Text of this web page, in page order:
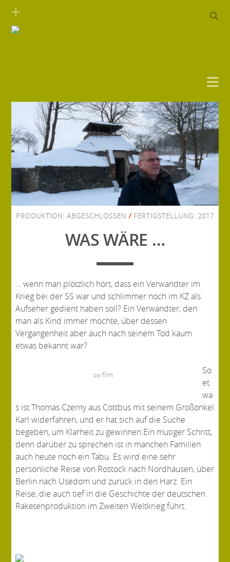
PRODUKTION: ABGESCHLOSSEN / FERTIGSTELLUNG:2017
WAS WÄRE …
… wenn man plötzlich hört, dass ein Verwandter im
Krieg bei der SS war und schlimmer noch im KZ als
Aufseher gedient haben soll? Ein Verwandter, den
man als Kind immer mochte, über dessen
Vergangenheit aber auch nach seinem Tod kaum
etwas bekannt war?
sw film
So
et
wa
s ist Thomas Czerny aus Cottbus mit seinem Großonkel
Karl widerfahren, und er hat sich auf die Suche
begeben, um Klarheit zu gewinnen.Ein mutiger Schritt,
denn darüber zu sprechen ist in manchen Familien
auch heute noch ein Tabu. Es wird eine sehr
persönliche Reise von Rostock nach Nordhausen, über
Berlin nach Usedom und zurück in den Harz. Ein
Reise, die auch tief in die Geschichte der deutschen
Raketenproduktion im Zweiten Weltkrieg führt.